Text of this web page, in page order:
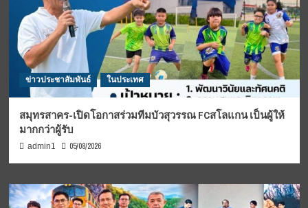
ข่าวประชาสัมพันธ์ ในประเทศ
สมุทรสาคร-เปิดโอกาสร่วมทีมบัวสุวรรณ FCสโลแกน เป็นผู้ให้
มากกว่าผู้รับ
admin1 05/08/2026